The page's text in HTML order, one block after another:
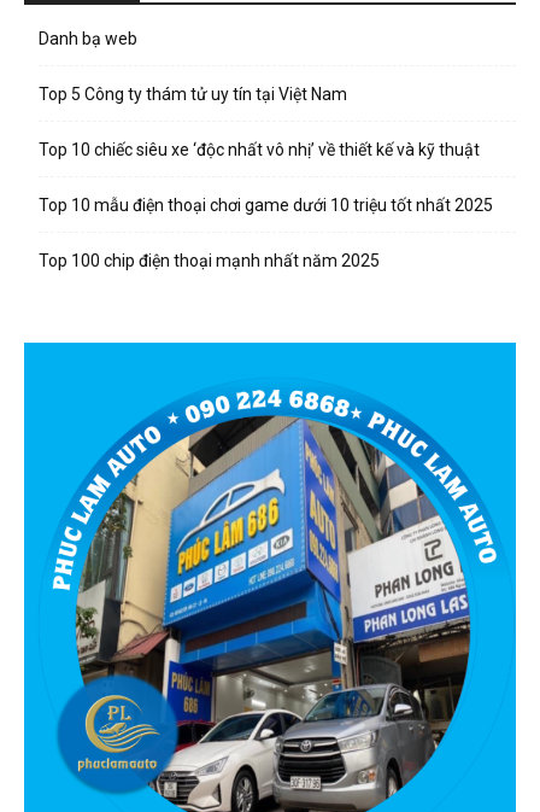
Danh bạ web
Top 5 Công ty thám tử uy tín tại Việt Nam
Top 10 chiếc siêu xe ‘độc nhất vô nhị’ về thiết kế và kỹ thuật
Top 10 mẫu điện thoại chơi game dưới 10 triệu tốt nhất 2025
Top 100 chip điện thoại mạnh nhất năm 2025